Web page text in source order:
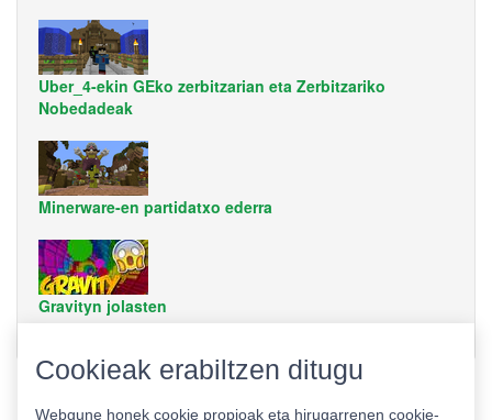
Uber_4-ekin GEko zerbitzarian eta Zerbitzariko
Nobedadeak
Minerware-en partidatxo ederra
Gravityn jolasten
Cookieak erabiltzen ditugu
Webgune honek cookie propioak eta hirugarrenen cookie-